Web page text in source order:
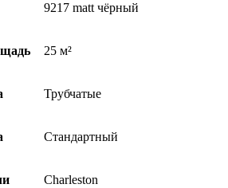
9217 matt чёрный
25 м²
Трубчатые
Стандартный
Charleston